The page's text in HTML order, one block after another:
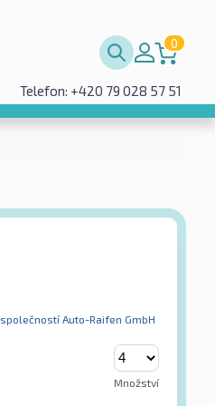
0
Telefon: +420 79 028 57 51
společností Auto-Raifen GmbH
Množství